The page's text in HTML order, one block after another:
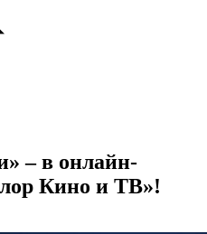
– в онлайн-
Кино и ТВ»!